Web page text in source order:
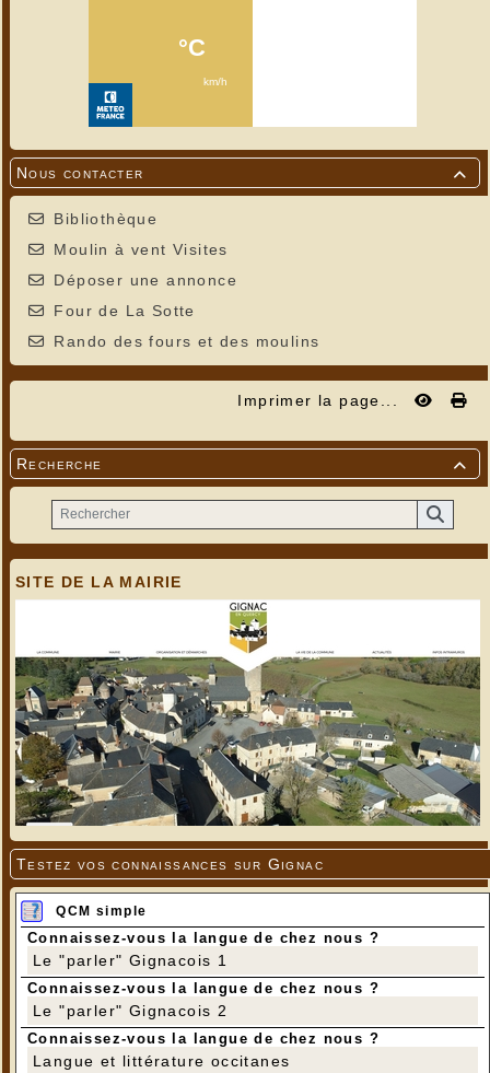

Nous contacter
Bibliothèque
Moulin à vent Visites
Déposer une annonce
Four de La Sotte
Rando des fours et des moulins
Imprimer la page...

Recherche
SITE DE LA MAIRIE
Testez vos connaissances sur Gignac
QCM simple
Connaissez-vous la langue de chez nous ?
Le "parler" Gignacois 1
Connaissez-vous la langue de chez nous ?
Le "parler" Gignacois 2
Connaissez-vous la langue de chez nous ?
Langue et littérature occitanes